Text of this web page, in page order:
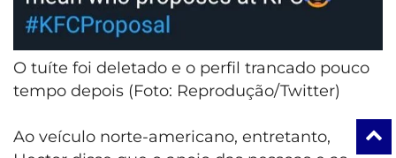
O tuíte foi deletado e o perfil trancado pouco
tempo depois (Foto: Reprodução/Twitter)
Ao veículo norte-americano, entretanto,